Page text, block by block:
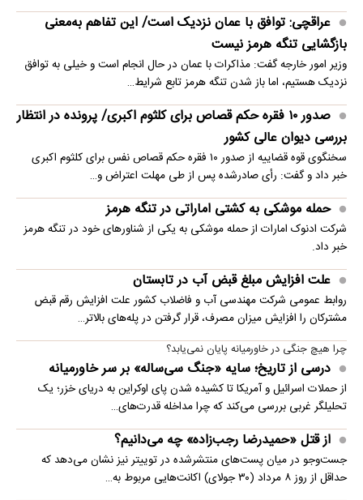
عراقچی: توافق با عمان نزدیک است/ این تفاهم به‌معنی
بازگشایی تنگه هرمز نیست
وزیر امور خارجه گفت: مذاکرات با عمان در حال انجام است و خیلی به توافق
نزدیک هستیم، اما باز شدن تنگه هرمز تابع شرایط…
صدور ۱۰ فقره حکم قصاص برای کلثوم اکبری/ پرونده در انتظار
بررسی دیوان عالی کشور
سخنگوی قوه قضاییه از صدور ۱۰ فقره حکم قصاص نفس برای کلثوم اکبری
خبر داد و گفت: رأی صادرشده پس از طی مهلت اعتراض و…
حمله موشکی به کشتی اماراتی در تنگه هرمز
شرکت ادنوک امارات از حمله موشکی به یکی از شناورهای خود در تنگه هرمز
خبر داد.
علت افزایش مبلغ قبض آب در تابستان
روابط عمومی شرکت مهندسی آب و فاضلاب کشور علت افزایش رقم قبض
مشترکان را افزایش میزان مصرف، قرار گرفتن در پله‌های بالاتر…
چرا هیچ جنگی در خاورمیانه پایان نمی‌یابد؟
درسی از تاریخ؛ سایه «جنگ سی‌ساله» بر سر خاورمیانه
از حملات اسرائیل و آمریکا تا کشیده شدن پای اوکراین به دریای خزر؛ یک
تحلیلگر غربی بررسی می‌کند که چرا مداخله قدرت‌های…
از قتل «حمیدرضا رجب‌زاده» چه می‌دانیم؟
جست‌وجو در میان پست‌های منتشرشده در توییتر نیز نشان می‌دهد که
حداقل از روز ۸ مرداد (۳۰ جولای) اکانت‌هایی مربوط به…